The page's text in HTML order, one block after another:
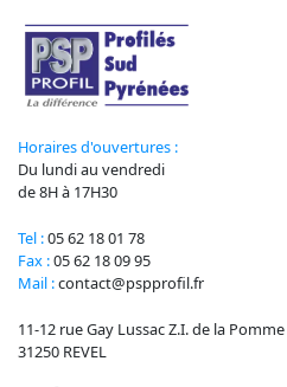
11-12 rue Gay Lussac Z.I. de la Pomme
31250 REVEL
Tel :05 62 18 01 78
Fax :05 62 18 09 95
Mail :contact@pspprofil.fr
Horaires d'ouvertures :
Du lundi au vendredi
de 8H à 17H30